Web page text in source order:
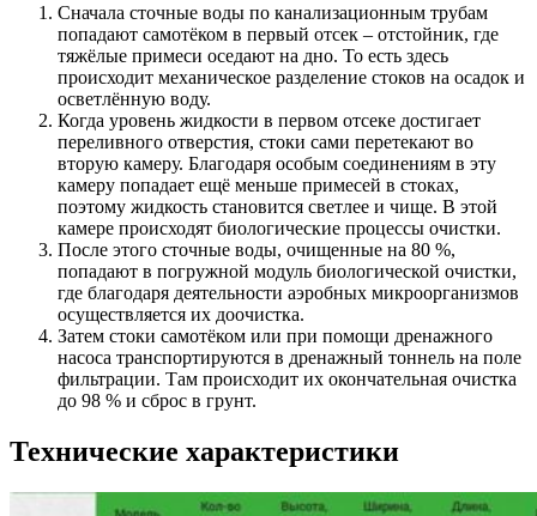
Сначала сточные воды по канализационным трубам
попадают самотёком в первый отсек – отстойник, где
тяжёлые примеси оседают на дно. То есть здесь
происходит механическое разделение стоков на осадок и
осветлённую воду.
Когда уровень жидкости в первом отсеке достигает
переливного отверстия, стоки сами перетекают во
вторую камеру. Благодаря особым соединениям в эту
камеру попадает ещё меньше примесей в стоках,
поэтому жидкость становится светлее и чище. В этой
камере происходят биологические процессы очистки.
После этого сточные воды, очищенные на 80 %,
попадают в погружной модуль биологической очистки,
где благодаря деятельности аэробных микроорганизмов
осуществляется их доочистка.
Затем стоки самотёком или при помощи дренажного
насоса транспортируются в дренажный тоннель на поле
фильтрации. Там происходит их окончательная очистка
до 98 % и сброс в грунт.
Технические характеристики